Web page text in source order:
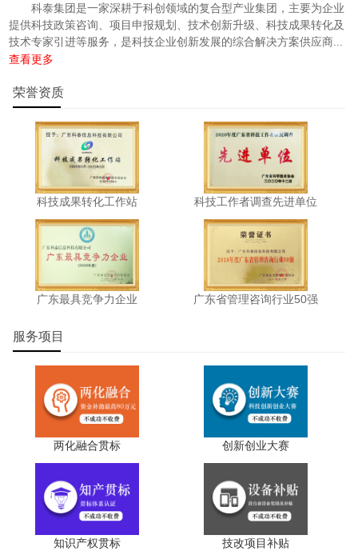
科泰集团是一家深耕于科创领域的复合型产业集团，主要为企业
提供科技政策咨询、项目申报规划、技术创新升级、科技成果转化及
技术专家引进等服务，是科技企业创新发展的综合解决方案供应商...
查看更多
荣誉资质
科技成果转化工作站 科技工作者调查先进单位
广东最具竞争力企业 广东省管理咨询行业50强
服务项目
两化融合贯标 创新创业大赛
知识产权贯标 技改项目补贴